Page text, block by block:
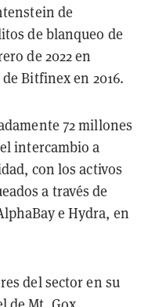
de
de blanqueo de
de 2022 en
Bitfinex en 2016.
72 millones
intercambio a
con los activos
a través de
e Hydra, en
del sector en su